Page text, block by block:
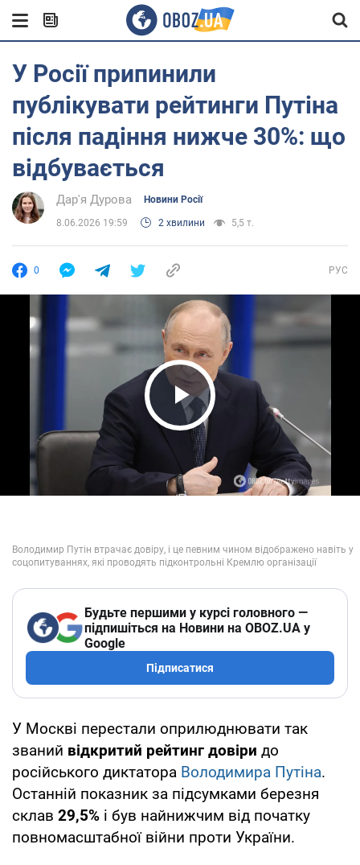
У Росії припинили
публікувати рейтинги Путіна
після падіння нижче 30%: що
відбувається
Дар'я Дурова Новини Росії
8.06.2026 19:59 2 хвилини 5,5 т.
0 РУС
Play Video
Будьте першими у курсі головного —
підпишіться на Новини на OBOZ.UA у
Google
Підписатися
У Москві перестали оприлюднювати так
званий відкритий рейтинг довіри до
російського диктатора Володимира Путіна.
Останній показник за підсумками березня
склав 29,5% і був найнижчим від початку
повномасштабної війни проти України.